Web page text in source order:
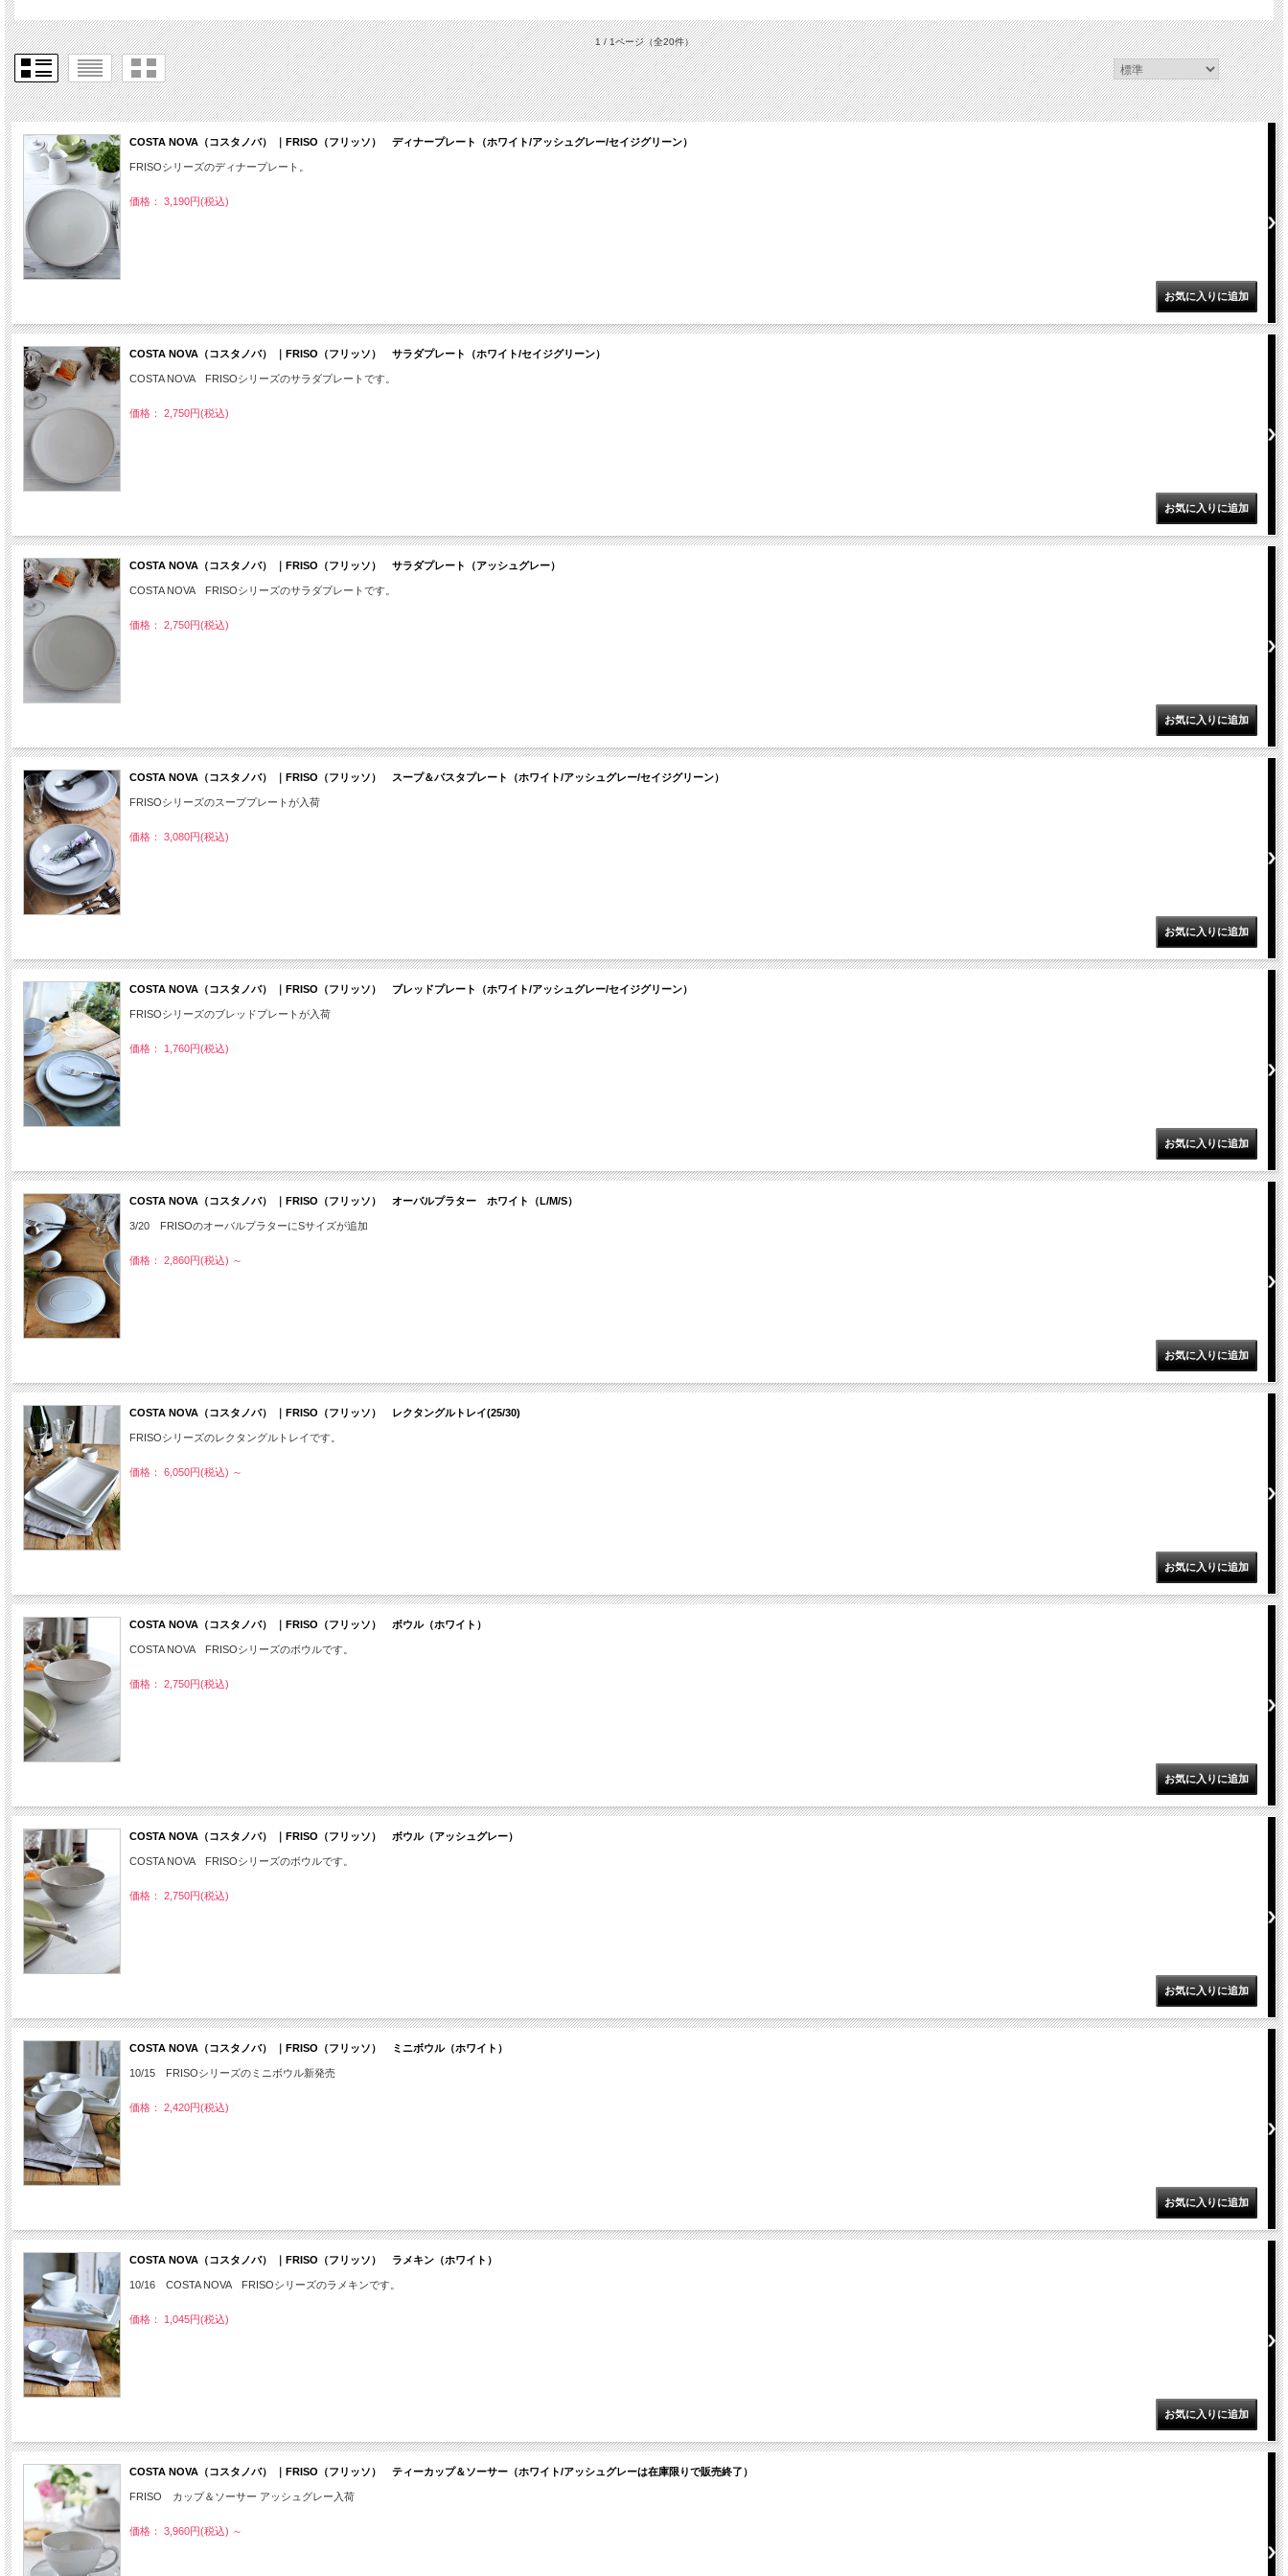
1 / 1ページ（全20件）
COSTA NOVA（コスタノバ） ｜FRISO（フリッソ） ディナープレート（ホワイト/アッシュグレー/セイジグリーン）
FRISOシリーズのディナープレート。
価格： 3,190円(税込)
COSTA NOVA（コスタノバ） ｜FRISO（フリッソ） サラダプレート（ホワイト/セイジグリーン）
COSTA NOVA FRISOシリーズのサラダプレートです。
価格： 2,750円(税込)
COSTA NOVA（コスタノバ） ｜FRISO（フリッソ） サラダプレート（アッシュグレー）
COSTA NOVA FRISOシリーズのサラダプレートです。
価格： 2,750円(税込)
COSTA NOVA（コスタノバ） ｜FRISO（フリッソ） スープ＆パスタプレート（ホワイト/アッシュグレー/セイジグリーン）
FRISOシリーズのスーププレートが入荷
価格： 3,080円(税込)
COSTA NOVA（コスタノバ） ｜FRISO（フリッソ） ブレッドプレート（ホワイト/アッシュグレー/セイジグリーン）
FRISOシリーズのブレッドプレートが入荷
価格： 1,760円(税込)
COSTA NOVA（コスタノバ） ｜FRISO（フリッソ） オーバルプラター ホワイト（L/M/S）
3/20 FRISOのオーバルプラターにSサイズが追加
価格： 2,860円(税込) ～
COSTA NOVA（コスタノバ） ｜FRISO（フリッソ） レクタングルトレイ(25/30)
FRISOシリーズのレクタングルトレイです。
価格： 6,050円(税込) ～
COSTA NOVA（コスタノバ） ｜FRISO（フリッソ） ボウル（ホワイト）
COSTA NOVA FRISOシリーズのボウルです。
価格： 2,750円(税込)
COSTA NOVA（コスタノバ） ｜FRISO（フリッソ） ボウル（アッシュグレー）
COSTA NOVA FRISOシリーズのボウルです。
価格： 2,750円(税込)
COSTA NOVA（コスタノバ） ｜FRISO（フリッソ） ミニボウル（ホワイト）
10/15 FRISOシリーズのミニボウル新発売
価格： 2,420円(税込)
COSTA NOVA（コスタノバ） ｜FRISO（フリッソ） ラメキン（ホワイト）
10/16 COSTA NOVA FRISOシリーズのラメキンです。
価格： 1,045円(税込)
COSTA NOVA（コスタノバ） ｜FRISO（フリッソ） ティーカップ＆ソーサー（ホワイト/アッシュグレーは在庫限りで販売終了）
FRISO カップ＆ソーサー アッシュグレー入荷
価格： 3,960円(税込) ～